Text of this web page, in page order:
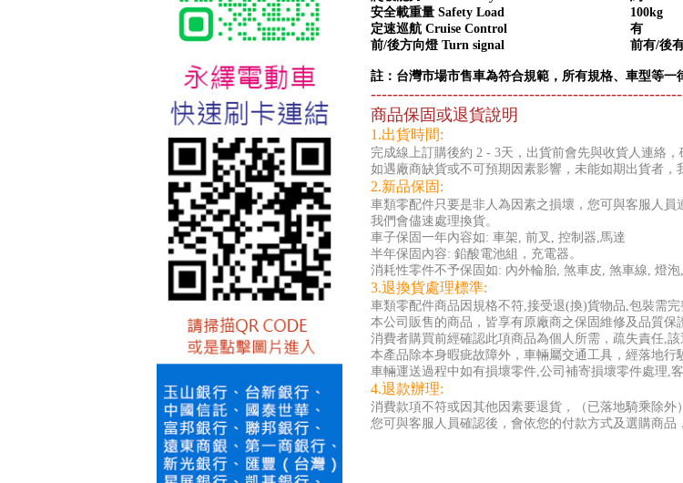
台北新北蘆洲永繹電動車業威
勝16吋電動輔助自行車:TSV19
美樂蒂(Melody)
安全載重量 Safety Load
100kg
定速巡航 Cruise Control
有
前/後方向燈 Turn signal
前有/後
註：台灣市場市售車為符合規範，所有規格、車型等一
商品保固或退貨說明
1.出貨時間:
完成線上訂購後約 2 - 3天，出貨前會先與收貨人連絡，
如遇廠商缺貨或不可預期因素影響，未能如期出貨者，
2.新品保固:
車類零配件只要是非人為因素之損壞，您可與客服人
我們會儘速處理換貨。
車子保固一年內容如: 車架, 前叉, 控制器,馬達
半年保固內容: 鉛酸電池組，充電器。
消耗性零件不予保固如: 內外輪胎, 煞車皮, 煞車線, 燈
3.退換貨處理標準:
車類零配件商品因規格不符,接受退(換)貨物品,包裝需完
本公司販售的商品，皆享有原廠商之保固維修及品質保
消費者購買前經確認此項商品為個人所需，疏失責任,該
本產品除本身暇疵故障外，車輛屬交通工具，經落地行
車輛運送過程中如有損壞零件,公司補寄損壞零件處理,
4.退款辦理:
消費款項不符或因其他因素要退貨，（已落地騎乘除外
您可與客服人員確認後，會依您的付款方式及選購商品